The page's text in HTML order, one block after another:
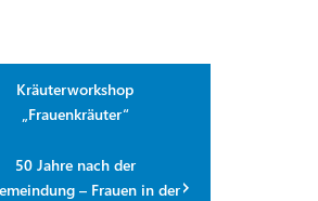
Kräuterworkshop
„Frauenkräuter“
50 Jahre nach der
– Frauen in der